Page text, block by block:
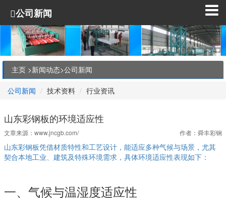
公司新闻
主页 >新闻动态>公司新闻
公司新闻 技术资料 行业资讯
山东彩钢板的环境适应性
文章来源： www.jncgb.com/ 作者：舜丰彩钢
山东彩钢板凭借材质特性和工艺设计，能适应多种气候与场景，尤其
契合本地工业、建筑及特殊环境需求，具体环境适应性表现如下：
一、气候与温湿度适应性